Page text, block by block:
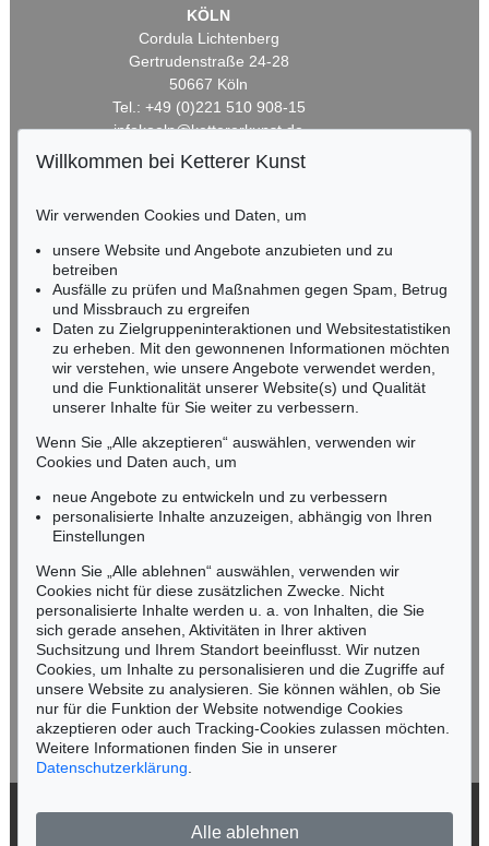
KÖLN
Cordula Lichtenberg
Gertrudenstraße 24-28
50667 Köln
Tel.: +49 (0)221 510 908-15
infokoeln@kettererkunst.de
HESSEN
Miriam Heß
Tel.: +49 (0)62 21 58 80-038
Fax: +49 (0)62 21 58 80-595
infoheidelberg@kettererkunst.de
NORDDEUTSCHLAND
Nico Kassel, M.A.
Mobil: +49 (0)171 8618661
n.kassel@kettererkunst.de
Keine Auktion mehr verpassen!
Wir informieren Sie rechtzeitig.
Jetzt zum Newsletter anmelden >
Willkommen bei Ketterer Kunst
Wir verwenden Cookies und Daten, um
unsere Website und Angebote anzubieten und zu
betreiben
Ausfälle zu prüfen und Maßnahmen gegen Spam, Betrug
und Missbrauch zu ergreifen
Daten zu Zielgruppeninteraktionen und Websitestatistiken
zu erheben. Mit den gewonnenen Informationen möchten
wir verstehen, wie unsere Angebote verwendet werden,
und die Funktionalität unserer Website(s) und Qualität
unserer Inhalte für Sie weiter zu verbessern.
Wenn Sie „Alle akzeptieren“ auswählen, verwenden wir
Cookies und Daten auch, um
neue Angebote zu entwickeln und zu verbessern
personalisierte Inhalte anzuzeigen, abhängig von Ihren
Einstellungen
Wenn Sie „Alle ablehnen“ auswählen, verwenden wir
Cookies nicht für diese zusätzlichen Zwecke. Nicht
personalisierte Inhalte werden u. a. von Inhalten, die Sie
sich gerade ansehen, Aktivitäten in Ihrer aktiven
Suchsitzung und Ihrem Standort beeinflusst. Wir nutzen
Cookies, um Inhalte zu personalisieren und die Zugriffe auf
unsere Website zu analysieren. Sie können wählen, ob Sie
nur für die Funktion der Website notwendige Cookies
akzeptieren oder auch Tracking-Cookies zulassen möchten.
Weitere Informationen finden Sie in unserer
Datenschutzerklärung
Alle ablehnen